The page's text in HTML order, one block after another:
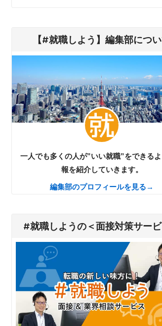
【#就職しよう】編集部につ
一人でも多くの人が”いい就職”をできる
報を紹介していきます。
編集部のプロフィールを見る→
#就職しようの＜面接対策サービ